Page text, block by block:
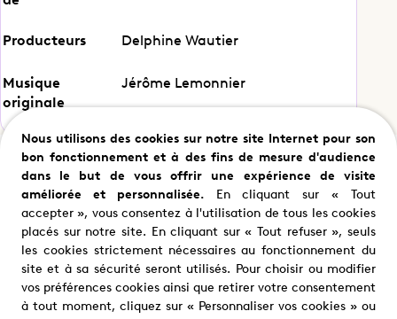
Producteurs Delphine Wautier
Musique
originale
Jérôme Lemonnier
Casting
Samuel Le Bihan
Alex Hugo
Mikaël Fitoussi
Pascal Renart
Nous utilisons des cookies sur notre site Internet pour son
bon fonctionnement et à des fins de mesure d'audience
dans le but de vous offrir une expérience de visite
améliorée et personnalisée.En cliquant sur « Tout
accepter », vous consentez à l'utilisation de tous les cookies
placés sur notre site. En cliquant sur « Tout refuser », seuls
les cookies strictement nécessaires au fonctionnement du
site et à sa sécurité seront utilisés. Pour choisir ou modifier
vos préférences cookies ainsi que retirer votre consentement
à tout moment, cliquez sur « Personnaliser vos cookies » ou